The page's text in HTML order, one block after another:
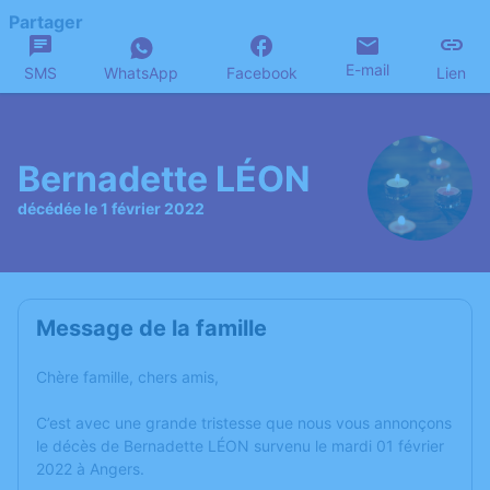
Partager
SMS WhatsApp Facebook E-mail Lien
Bernadette LÉON
décédée le 1 février 2022
Message de la famille
Chère famille, chers amis,
C’est avec une grande tristesse que nous vous annonçons
le décès de Bernadette LÉON survenu le mardi 01 février
2022 à Angers.